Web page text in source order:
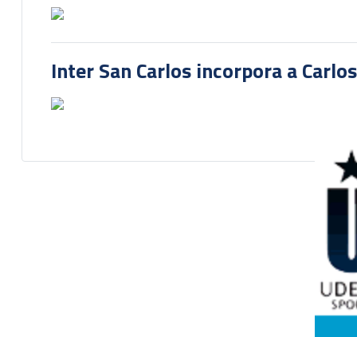
Inter San Carlos incorpora a